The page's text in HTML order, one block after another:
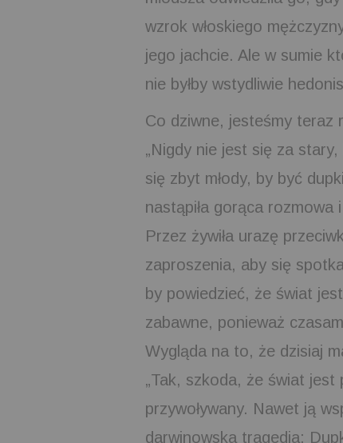
wzrok włoskiego
jego jachcie. Ale w sumie
nie byłby wstydliwie
Co dziwne, jesteśmy teraz
„Nigdy nie jest się za
się zbyt młody, by być
nastąpiła gorąca rozmowa
Przez żywiła urazę
zaproszenia, aby się
by powiedzieć, że świat
zabawne, ponieważ
Wygląda na to, że dzisiaj
„Tak, szkoda, że ​​świat jest
przywoływany. Nawet ją
darwinowska tragedia: